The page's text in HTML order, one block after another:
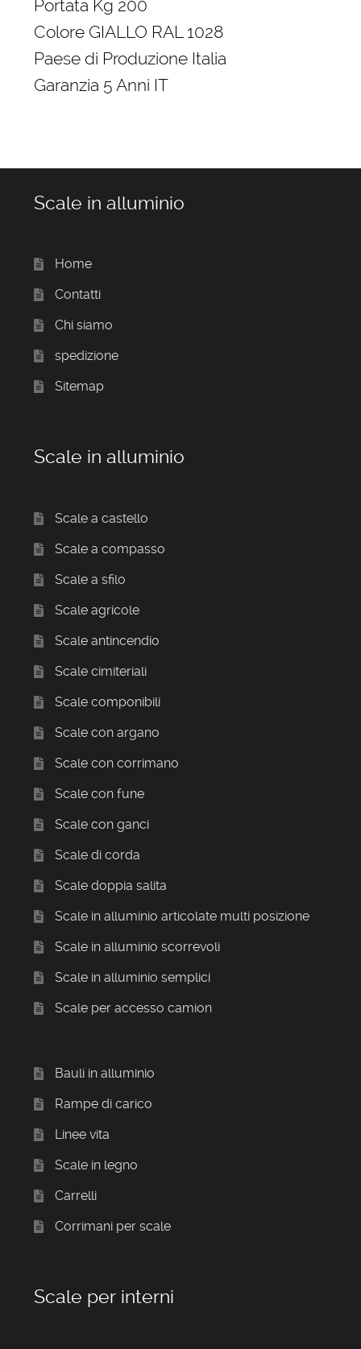
Portata Kg 200
Colore GIALLO RAL 1028
Paese di Produzione Italia
Garanzia 5 Anni IT
Scale in alluminio
Home
Contatti
Chi siamo
spedizione
Sitemap
Scale in alluminio
Scale a castello
Scale a compasso
Scale a sfilo
Scale agricole
Scale antincendio
Scale cimiteriali
Scale componibili
Scale con argano
Scale con corrimano
Scale con fune
Scale con ganci
Scale di corda
Scale doppia salita
Scale in alluminio articolate multi posizione
Scale in alluminio scorrevoli
Scale in alluminio semplici
Scale per accesso camion
Bauli in alluminio
Rampe di carico
Linee vita
Scale in legno
Carrelli
Corrimani per scale
Scale per interni